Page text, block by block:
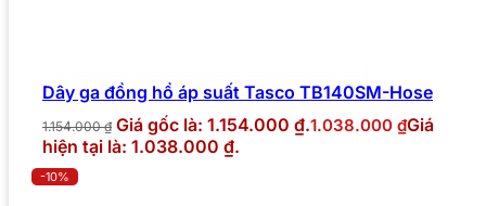
Dây ga đồng hồ áp suất Tasco TB140SM-Hose
1.154.000₫ Giá gốc là: 1.154.000 ₫.1.038.000 ₫Giá
hiện tại là: 1.038.000 ₫.
-10%